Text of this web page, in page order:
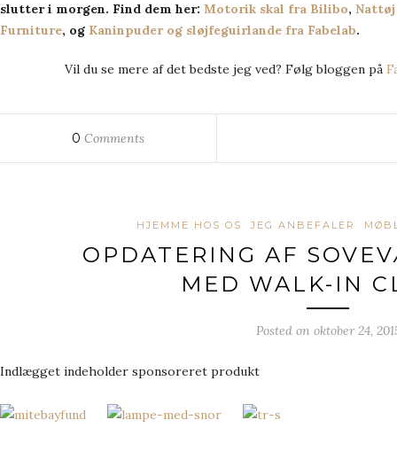
slutter i morgen. Find dem her: Motorik skal fra Bilibo, Nattøj
Furniture, og Kaninpuder og sløjfeguirlande fra Fabelab.
Vil du se mere af det bedste jeg ved? Følg bloggen på
0 Comments
HJEMME HOS OS JEG ANBEFALER
OPDATERING AF
MED WALK-IN
Posted on oktober 24,
Indlægget indeholder sponsoreret produkt